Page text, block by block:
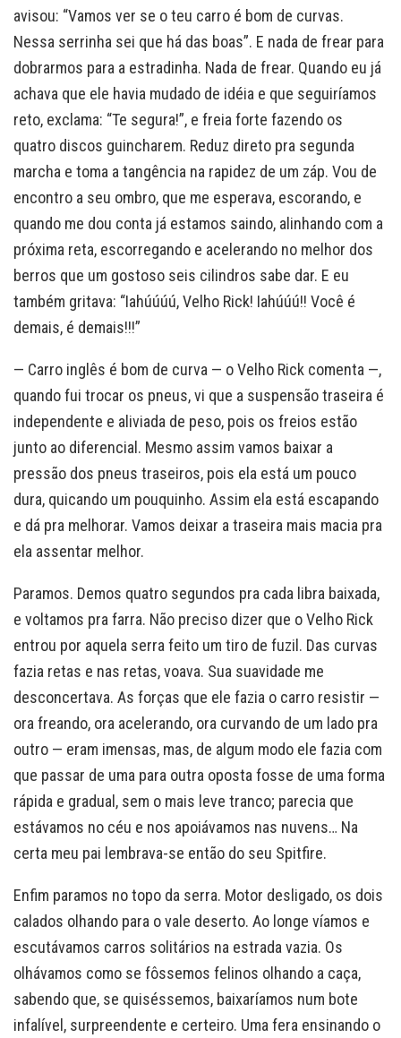
avisou: “Vamos ver se o teu carro é bom de curvas.
Nessa serrinha sei que há das boas”. E nada de frear para
dobrarmos para a estradinha. Nada de frear. Quando eu já
achava que ele havia mudado de idéia e que seguiríamos
reto, exclama: “Te segura!”, e freia forte fazendo os
quatro discos guincharem. Reduz direto pra segunda
marcha e toma a tangência na rapidez de um záp. Vou de
encontro a seu ombro, que me esperava, escorando, e
quando me dou conta já estamos saindo, alinhando com a
próxima reta, escorregando e acelerando no melhor dos
berros que um gostoso seis cilindros sabe dar. E eu
também gritava: “Iahúúúú, Velho Rick! Iahúúú!! Você é
demais, é demais!!!”
— Carro inglês é bom de curva — o Velho Rick comenta —,
quando fui trocar os pneus, vi que a suspensão traseira é
independente e aliviada de peso, pois os freios estão
junto ao diferencial. Mesmo assim vamos baixar a
pressão dos pneus traseiros, pois ela está um pouco
dura, quicando um pouquinho. Assim ela está escapando
e dá pra melhorar. Vamos deixar a traseira mais macia pra
ela assentar melhor.
Paramos. Demos quatro segundos pra cada libra baixada,
e voltamos pra farra. Não preciso dizer que o Velho Rick
entrou por aquela serra feito um tiro de fuzil. Das curvas
fazia retas e nas retas, voava. Sua suavidade me
desconcertava. As forças que ele fazia o carro resistir —
ora freando, ora acelerando, ora curvando de um lado pra
outro — eram imensas, mas, de algum modo ele fazia com
que passar de uma para outra oposta fosse de uma forma
rápida e gradual, sem o mais leve tranco; parecia que
estávamos no céu e nos apoiávamos nas nuvens… Na
certa meu pai lembrava-se então do seu Spitfire.
Enfim paramos no topo da serra. Motor desligado, os dois
calados olhando para o vale deserto. Ao longe víamos e
escutávamos carros solitários na estrada vazia. Os
olhávamos como se fôssemos felinos olhando a caça,
sabendo que, se quiséssemos, baixaríamos num bote
infalível, surpreendente e certeiro. Uma fera ensinando o